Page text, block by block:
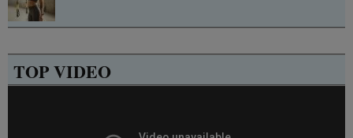
TOP VIDEO